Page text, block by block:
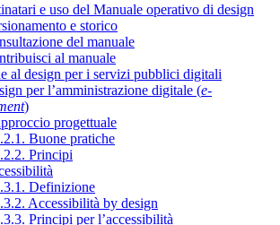
e uso del Manuale operativo di design
e storico
del manuale
al manuale
al design per i servizi pubblici digitali
per l’amministrazione digitale (e-
)
progettuale
Buone pratiche
Principi
Definizione
Accessibilità by design
Principi per l’accessibilità